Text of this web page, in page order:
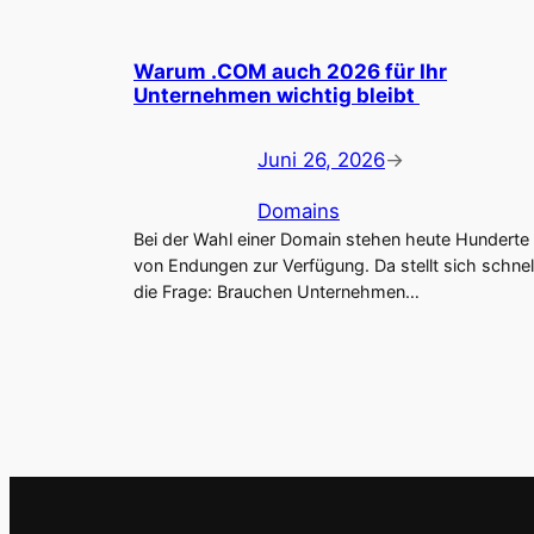
Warum .COM auch 2026 für Ihr
Unternehmen wichtig bleibt
Juni 26, 2026→
Domains
Bei der Wahl einer Domain stehen heute Hunderte
von Endungen zur Verfügung. Da stellt sich
die Frage: Brauchen Unternehmen…